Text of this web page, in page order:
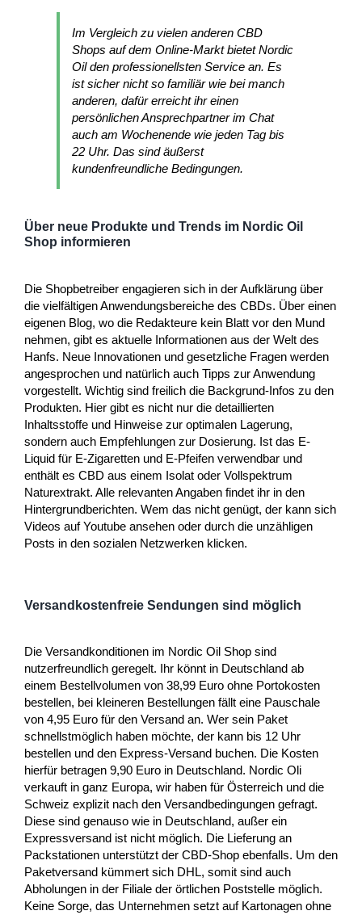
Im Vergleich zu vielen anderen CBD
Shops auf dem Online-Markt bietet Nordic
Oil den professionellsten Service an. Es
ist sicher nicht so familiär wie bei manch
anderen, dafür erreicht ihr einen
persönlichen Ansprechpartner im Chat
auch am Wochenende wie jeden Tag bis
22 Uhr. Das sind äußerst
kundenfreundliche Bedingungen.
Über neue Produkte und Trends im Nordic Oil
Shop informieren
Die Shopbetreiber engagieren sich in der Aufklärung über
die vielfältigen Anwendungsbereiche des CBDs. Über einen
eigenen Blog, wo die Redakteure kein Blatt vor den Mund
nehmen, gibt es aktuelle Informationen aus der Welt des
Hanfs. Neue Innovationen und gesetzliche Fragen werden
angesprochen und natürlich auch Tipps zur Anwendung
vorgestellt. Wichtig sind freilich die Backgrund-Infos zu den
Produkten. Hier gibt es nicht nur die detaillierten
Inhaltsstoffe und Hinweise zur optimalen Lagerung,
sondern auch Empfehlungen zur Dosierung. Ist das E-
Liquid für E-Zigaretten und E-Pfeifen verwendbar und
enthält es CBD aus einem Isolat oder Vollspektrum
Naturextrakt. Alle relevanten Angaben findet ihr in den
Hintergrundberichten. Wem das nicht genügt, der kann sich
Videos auf Youtube ansehen oder durch die unzähligen
Posts in den sozialen Netzwerken klicken.
Versandkostenfreie Sendungen sind möglich
Die Versandkonditionen im Nordic Oil Shop sind
nutzerfreundlich geregelt. Ihr könnt in Deutschland ab
einem Bestellvolumen von 38,99 Euro ohne Portokosten
bestellen, bei kleineren Bestellungen fällt eine Pauschale
von 4,95 Euro für den Versand an. Wer sein Paket
schnellstmöglich haben möchte, der kann bis 12 Uhr
bestellen und den Express-Versand buchen. Die Kosten
hierfür betragen 9,90 Euro in Deutschland. Nordic Oli
verkauft in ganz Europa, wir haben für Österreich und die
Schweiz explizit nach den Versandbedingungen gefragt.
Diese sind genauso wie in Deutschland, außer ein
Expressversand ist nicht möglich. Die Lieferung an
Packstationen unterstützt der CBD-Shop ebenfalls. Um den
Paketversand kümmert sich DHL, somit sind auch
Abholungen in der Filiale der örtlichen Poststelle möglich.
Keine Sorge, das Unternehmen setzt auf Kartonagen ohne